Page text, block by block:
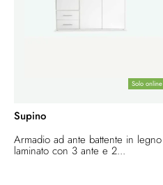
Solo online
Supino
Armadio ad ante battente in legno
laminato con 3 ante e 2...